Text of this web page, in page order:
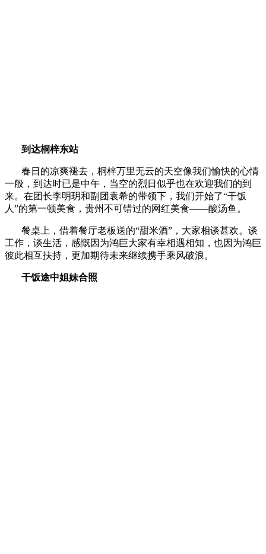
到达桐梓东站
春日的凉爽褪去，桐梓万里无云的天空像我们愉快的心情
一般，到达时已是中午，当空的烈日似乎也在欢迎我们的到
来。在团长李明玥和副团袁希的带领下，我们开始了“干饭
人”的第一顿美食，贵州不可错过的网红美食——酸汤鱼。
餐桌上，借着餐厅老板送的“甜米酒”，大家相谈甚欢。谈
工作，谈生活，感慨因为鸿巨大家有幸相遇相知，也因为鸿巨
彼此相互扶持，更加期待未来继续携手乘风破浪。
干饭途中姐妹合照